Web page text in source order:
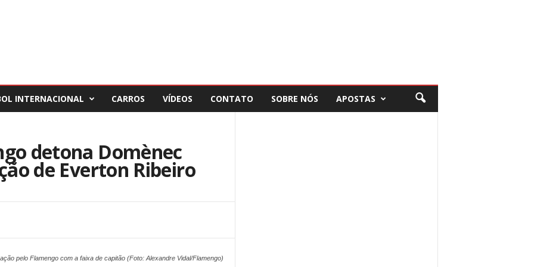
INTERNACIONAL CARROS VÍDEOS CONTATO SOBRE NÓS APOSTAS
detona Domènec
de Everton Ribeiro
pelo Flamengo com a faixa de capitão (Foto: Alexandre Vidal/Flamengo)